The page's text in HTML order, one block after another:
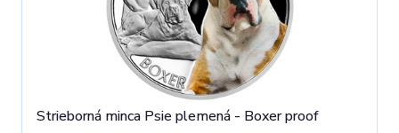
Strieborná minca Psie plemená - Boxer proof